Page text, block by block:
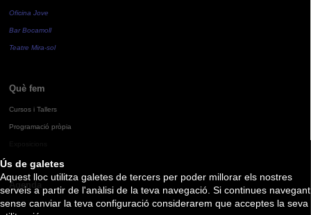
Ús de galetes
Aquest lloc utilitza galetes de tercers per poder millorar els nostres
serveis a partir de l'anàlisi de la teva navegació. Si continues navegant
sense canviar la teva configuració considerarem que acceptes la seva
Oficina Jove
Bar Bocamoll
Teatre Mira-sol
Què fem
Cursos i Tallers
Programació pròpia
Agenda